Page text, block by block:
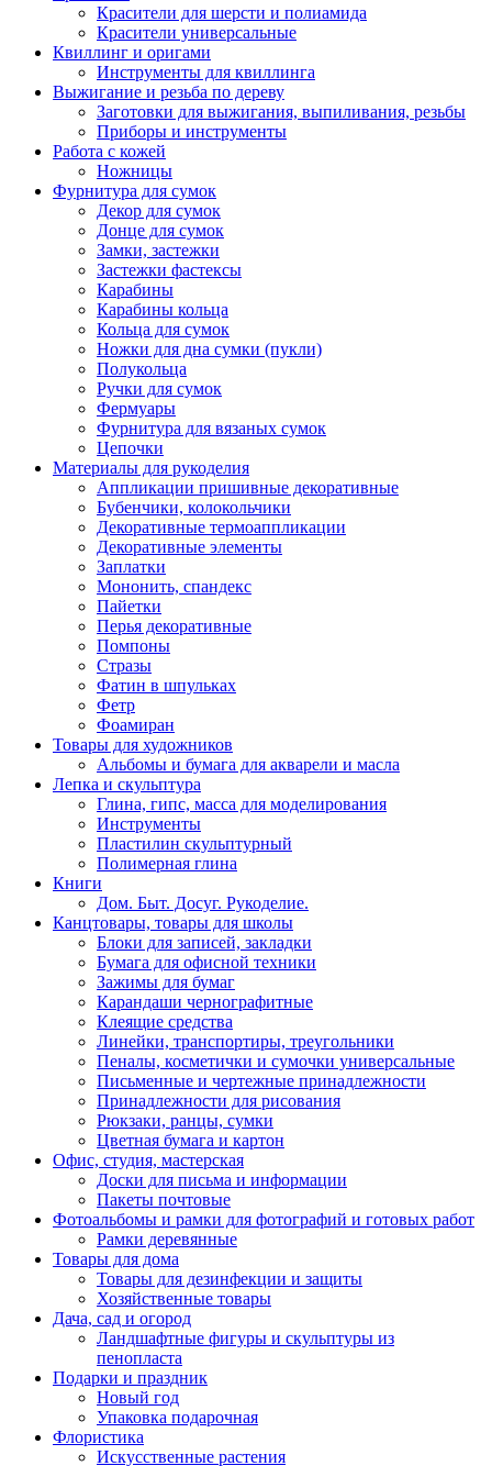
Красители для шерсти и полиамида
Красители универсальные
Квиллинг и оригами
Инструменты для квиллинга
Выжигание и резьба по дереву
Заготовки для выжигания, выпиливания, резьбы
Приборы и инструменты
Работа с кожей
Ножницы
Фурнитура для сумок
Декор для сумок
Донце для сумок
Замки, застежки
Застежки фастексы
Карабины
Карабины кольца
Кольца для сумок
Ножки для дна сумки (пукли)
Полукольца
Ручки для сумок
Фермуары
Фурнитура для вязаных сумок
Цепочки
Материалы для рукоделия
Аппликации пришивные декоративные
Бубенчики, колокольчики
Декоративные термоаппликации
Декоративные элементы
Заплатки
Мононить, спандекс
Пайетки
Перья декоративные
Помпоны
Стразы
Фатин в шпульках
Фетр
Фоамиран
Товары для художников
Альбомы и бумага для акварели и масла
Лепка и скульптура
Глина, гипс, масса для моделирования
Инструменты
Пластилин скульптурный
Полимерная глина
Книги
Дом. Быт. Досуг. Рукоделие.
Канцтовары, товары для школы
Блоки для записей, закладки
Бумага для офисной техники
Зажимы для бумаг
Карандаши чернографитные
Клеящие средства
Линейки, транспортиры, треугольники
Пеналы, косметички и сумочки универсальные
Письменные и чертежные принадлежности
Принадлежности для рисования
Рюкзаки, ранцы, сумки
Цветная бумага и картон
Офис, студия, мастерская
Доски для письма и информации
Пакеты почтовые
Фотоальбомы и рамки для фотографий и готовых работ
Рамки деревянные
Товары для дома
Товары для дезинфекции и защиты
Хозяйственные товары
Дача, сад и огород
Ландшафтные фигуры и скульптуры из
пенопласта
Подарки и праздник
Новый год
Упаковка подарочная
Флористика
Искусственные растения